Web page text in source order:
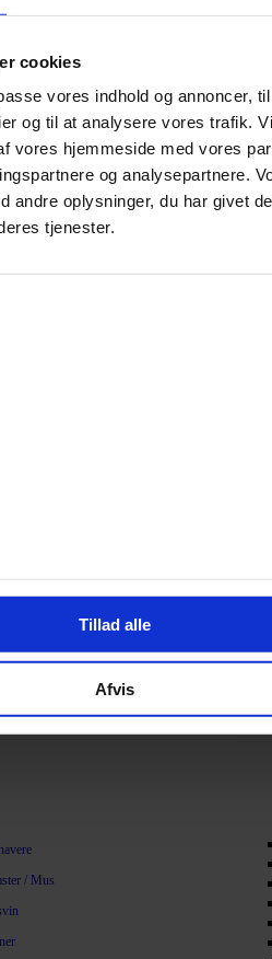
cookies
vores indhold og annoncer,
og til at analysere vores trafik.
vores hjemmeside med vores
og analysepartnere.
andre oplysninger, du har givet
tjenester.
Tillad alle
Afvis
løbegård
/ Mus